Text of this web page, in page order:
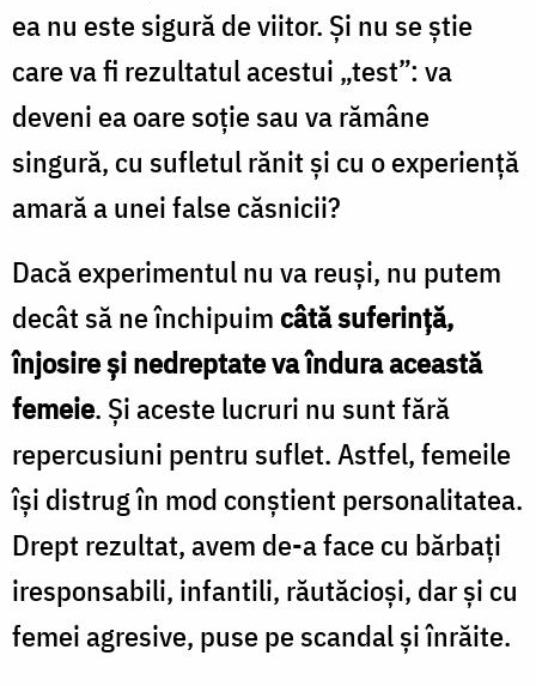
ea nu este sigură de viitor. Şi nu se ştie
care va fi rezultatul acestui „test”: va
deveni ea oare soţie sau va rămâne
singură, cu sufletul rănit şi cu o experienţă
amară a unei false căsnicii?
Dacă experimentul nu va reuşi, nu putem
decât să ne închipuimcâtă suferinţă,
înjosire şi nedreptate va îndura această
femeie. Şi aceste lucruri nu sunt fără
repercusiuni pentru suflet. Astfel, femeile
îşi distrug în mod conştient personalitatea.
Drept rezultat, avem de-a face cu bărbaţi
iresponsabili, infantili, răutăcioşi, dar şi cu
femei agresive, puse pe scandal şi înrăite.